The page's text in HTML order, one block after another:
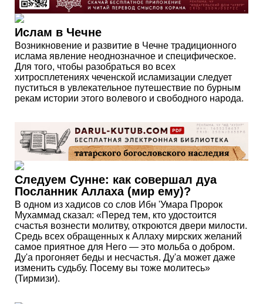
Ислам в Чечне
Возникновение и развитие в Чечне традиционного
ислама явление неоднозначное и специфическое.
Для того, чтобы разобраться во всех
хитросплетениях чеченской исламизации следует
пуститься в увлекательное путешествие по бурным
рекам истории этого волевого и свободного народа.
Следуем Сунне: как совершал дуа
Посланник Аллаха (мир ему)?
В одном из хадисов со слов Ибн 'Умара Пророк
Мухаммад сказал: «Перед тем, кто удостоится
счастья вознести молитву, откроются двери милости.
Средь всех обращенных к Аллаху мирских желаний
самое приятное для Него — это мольба о добром.
Ду'а прогоняет беды и несчастья. Ду'а может даже
изменить судьбу. Посему вы тоже молитесь»
(Тирмизи).